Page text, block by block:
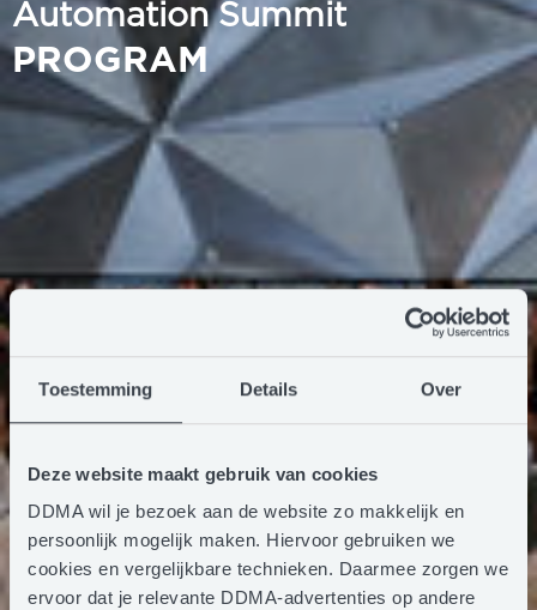
Toestemming Details Over
Deze website maakt gebruik van cookies
DDMA wil je bezoek aan de website zo makkelijk en
persoonlijk mogelijk maken. Hiervoor gebruiken we
cookies en vergelijkbare technieken. Daarmee zorgen we
ervoor dat je relevante DDMA-advertenties op andere
Automation Summit
PROGRAM